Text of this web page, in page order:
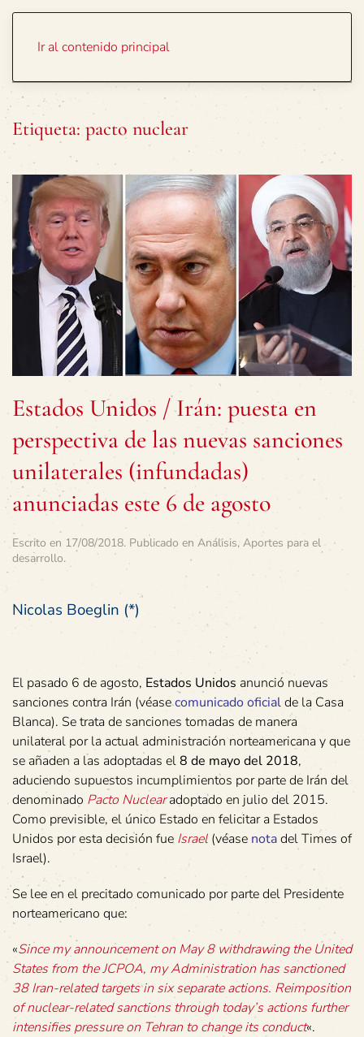
Ir al contenido principal
Etiqueta: pacto nuclear
Estados Unidos / Irán: puesta en
perspectiva de las nuevas sanciones
unilaterales (infundadas)
anunciadas este 6 de agosto
Escrito en 17/08/2018. Publicado en Análisis, Aportes para el
desarrollo.
Nicolas Boeglin (*)
El pasado 6 de agosto, Estados Unidos anunció nuevas
sanciones contra Irán (véasecomunicado oficialde la Casa
Blanca). Se trata de sanciones tomadas de manera
unilateral por la actual administración norteamericana y que
se añaden a las adoptadas el8 de mayo del 2018,
aduciendo supuestos incumplimientos por parte de Irán del
denominado Pacto Nuclearadoptado en julio del 2015.
Como previsible, el único Estado en felicitar a Estados
Unidos por esta decisión fue Israel (véase notadel Times of
Israel).
Se lee en el precitado comunicado por parte del Presidente
norteamericano que:
«Since my announcement on May 8 withdrawing the United
States from the JCPOA, my Administration has sanctioned
38 Iran-related targets in six separate actions. Reimposition
of nuclear-related sanctions through today’s actions further
intensifies pressure on Tehran to change its conduct«.